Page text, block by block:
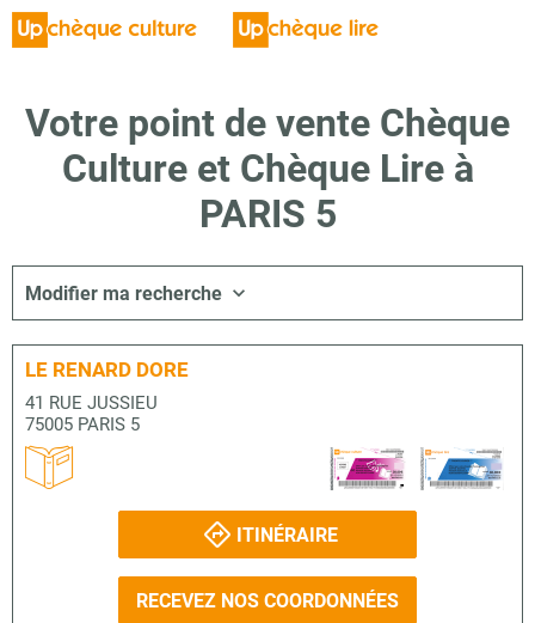
Votre point de vente Chèque
Culture et Chèque Lire à
PARIS 5
Modifier ma recherche
LE RENARD DORE
41 RUE JUSSIEU
75005 PARIS 5
ITINÉRAIRE
RECEVEZ NOS COORDONNÉES